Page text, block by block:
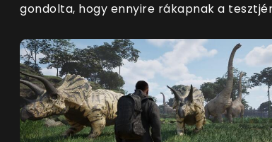
gondolta, hogy ennyire rákapnak a